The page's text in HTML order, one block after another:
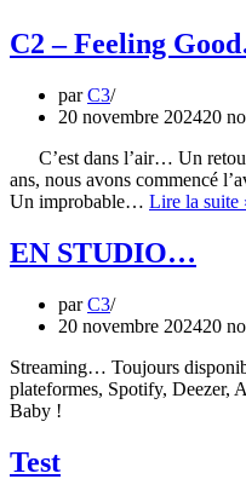
C2 – Feeling
parC3
20 novembre 202420
C’est dans l’air… Un
ans, nous avons commencé
Un improbable… Lire la suite
EN STUDIO…
parC3
20 novembre 202420
Streaming… Toujours
plateformes, Spotify,
Baby !
Test